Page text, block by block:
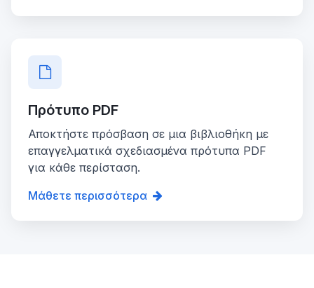
Πρότυπο PDF
Αποκτήστε πρόσβαση σε μια βιβλιοθήκη με
επαγγελματικά σχεδιασμένα πρότυπα PDF
για κάθε περίσταση.
Μάθετε περισσότερα